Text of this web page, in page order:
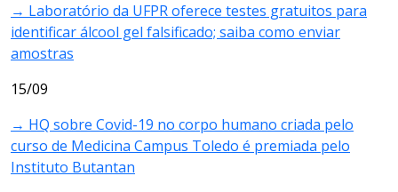
→ Laboratório da UFPR oferece testes gratuitos para
identificar álcool gel falsificado; saiba como enviar
amostras
15/09
→ HQ sobre Covid-19 no corpo humano criada pelo
curso de Medicina Campus Toledo é premiada pelo
Instituto Butantan